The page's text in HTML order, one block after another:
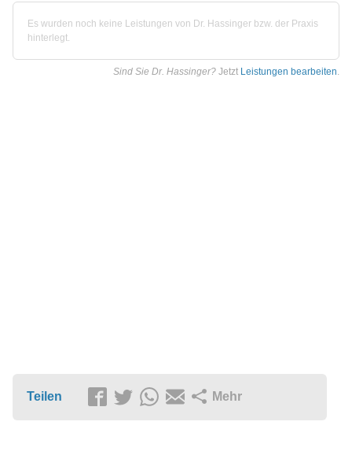
Es wurden noch keine Leistungen von Dr. Hassinger bzw. der Praxis
hinterlegt.
Sind Sie Dr. Hassinger? Jetzt Leistungen bearbeiten.
Teilen Mehr